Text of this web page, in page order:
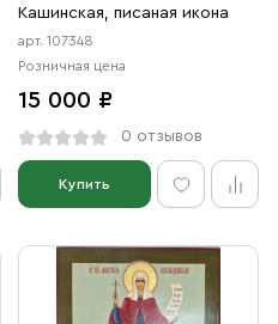
Кашинская, писаная икона
арт. 107348
Розничная цена
15 000 ₽
0 отзывов
Купить